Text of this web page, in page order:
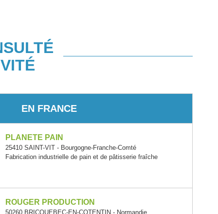
EN FRANCE
PLANETE PAIN
25410 SAINT-VIT - Bourgogne-Franche-Comté
Fabrication industrielle de pain et de pâtisserie fraîche
ROUGER PRODUCTION
50260 BRICQUEBEC-EN-COTENTIN - Normandie